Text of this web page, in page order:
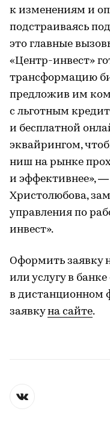
к изменениям и
подстраиваясь
это главные
«Центр-инвест»
трансформацию
предложив им
с льготным
и бесплатной
эквайрингом,
ниш на рынке
и эффективнее»,
Христолюбова,
управления по
инвест».
Оформить заявку
или услугу в
в дистанционном
заявкуна сайте.